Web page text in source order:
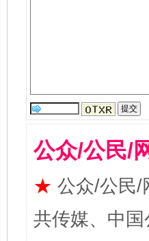
公众/公民/
★ 公众/公民/
共传媒、中